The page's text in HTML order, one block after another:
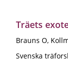
Träets
Brauns O,
Svenska